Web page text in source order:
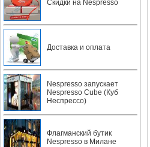
Скидки на Nespresso
Доставка и оплата
Nespresso запускает
Nespresso Cube (Куб
Неспрессо)
Флагманский бутик
Nespresso в Милане